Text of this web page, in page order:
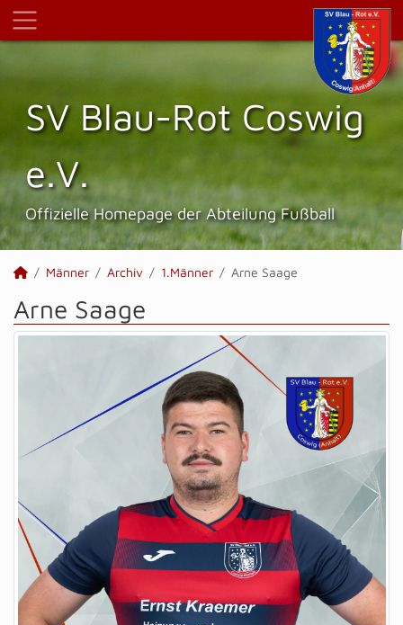
SV Blau-Rot Coswig
e.V.
Offizielle Homepage der Abteilung Fußball
Männer Archiv 1.Männer Arne Saage
Arne Saage